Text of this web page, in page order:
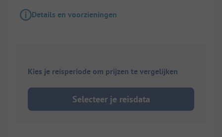
Details en voorzieningen
Kies je reisperiode om prijzen te vergelijken
Selecteer je reisdata